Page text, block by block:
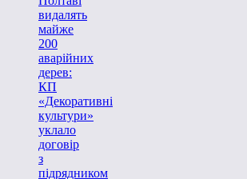
видалять
майже
200
аварійних
дерев:
КП
«Декоративні
культури»
уклало
договір
з
підрядником